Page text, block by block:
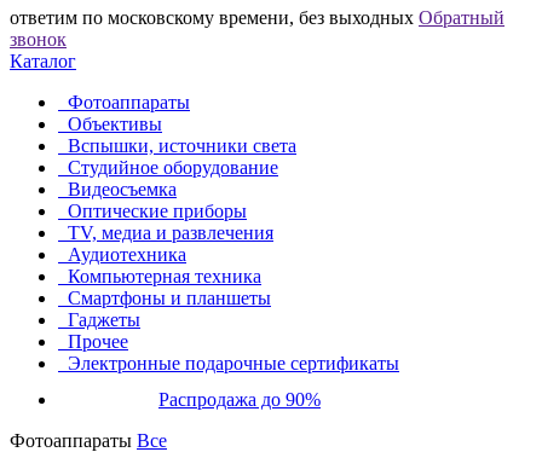
ответим по московскому времени, без выходных Обратный
звонок
Каталог
Фотоаппараты
Объективы
Вспышки, источники света
Студийное оборудование
Видеосъемка
Оптические приборы
TV, медиа и развлечения
Аудиотехника
Компьютерная техника
Смартфоны и планшеты
Гаджеты
Прочее
Электронные подарочные сертификаты
Распродажа до 90%
Фотоаппараты Все